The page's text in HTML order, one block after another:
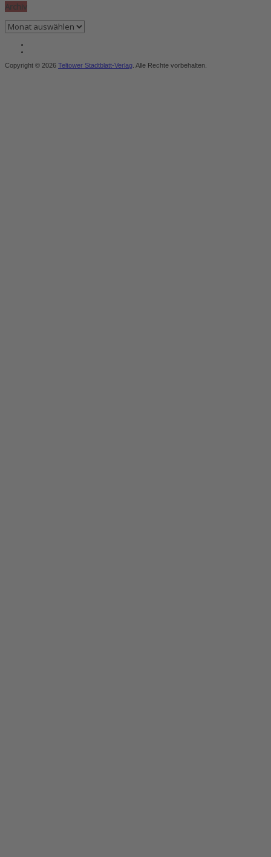
Archiv
Archiv
Copyright © 2026 Teltower Stadtblatt-Verlag . Alle Rechte vorbehalten.